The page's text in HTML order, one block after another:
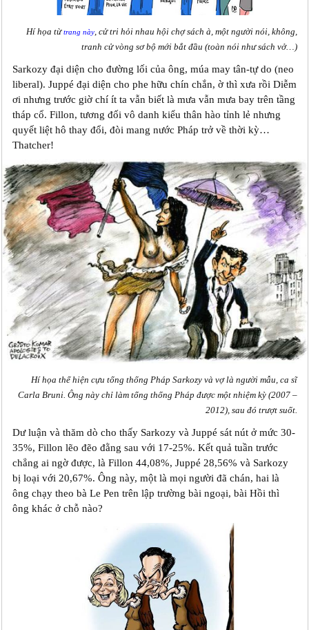
Hí họa từtrang này, cử tri hỏi nhau hội chợ sách à, một người nói, không,
tranh cử vòng sơ bộ mới bắt đầu (toàn nói như sách vở…)
Sarkozy đại diện cho đường lối của ông, múa may tân-tự do (neo
liberal). Juppé đại diện cho phe hữu chín chắn, ờ thì xưa rồi Diễm
ơi nhưng trước giờ chí ít ta vẫn biết là mưa vẫn mưa bay trên tầng
tháp cổ. Fillon, tương đối vô danh kiểu thân hào tỉnh lẻ nhưng
quyết liệt hô thay đổi, đòi mang nước Pháp trở về thời kỳ…
Thatcher!
Hí họa thể hiện cựu tổng thống Pháp Sarkozy và vợ là người mẫu, ca sĩ
Carla Bruni. Ông này chỉ làm tổng thống Pháp được một nhiệm kỳ (2007 –
2012), sau đó trượt suốt.
Dư luận và thăm dò cho thấy Sarkozy và Juppé sát nút ở mức 30-
35%, Fillon lẽo đẽo đằng sau với 17-25%. Kết quả tuần trước
chẳng ai ngờ được, là Fillon 44,08%, Juppé 28,56% và Sarkozy
bị loại với 20,67%. Ông này, một là mọi người đã chán, hai là
ông chạy theo bà Le Pen trên lập trường bài ngoại, bài Hồi thì
ông khác ở chỗ nào?